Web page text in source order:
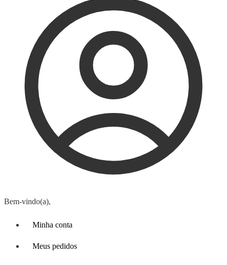
Bem-vindo(a),
Minha conta
Meus pedidos